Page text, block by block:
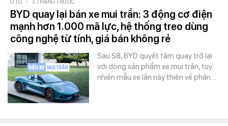
Ô TÔ - 3 THÁNG TRƯỚC
BYD quay lại bán xe mui trần: 3 động cơ điện
mạnh hơn 1.000 mã lực, hệ thống treo dùng
công nghệ từ tính, giá bán không rẻ
Sau S8, BYD quyết tâm quay trở lại
với dòng sản phẩm xe mui trần, tuy
nhiên mẫu xe lần này thiên về phân…